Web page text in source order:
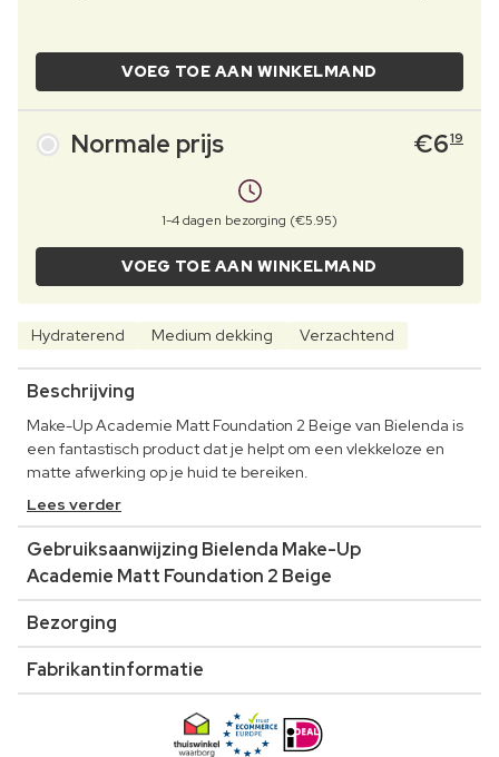
VOEG TOE AAN WINKELMAND
Normale prijs €619
1-4 dagen bezorging (€5.95)
VOEG TOE AAN WINKELMAND
Hydraterend Medium dekking Verzachtend
Beschrijving
Make-Up Academie Matt Foundation 2 Beige van Bielenda is
een fantastisch product dat je helpt om een vlekkeloze en
matte afwerking op je huid te bereiken.
Lees verder
Gebruiksaanwijzing Bielenda Make-Up
Academie Matt Foundation 2 Beige
Bezorging
Fabrikantinformatie